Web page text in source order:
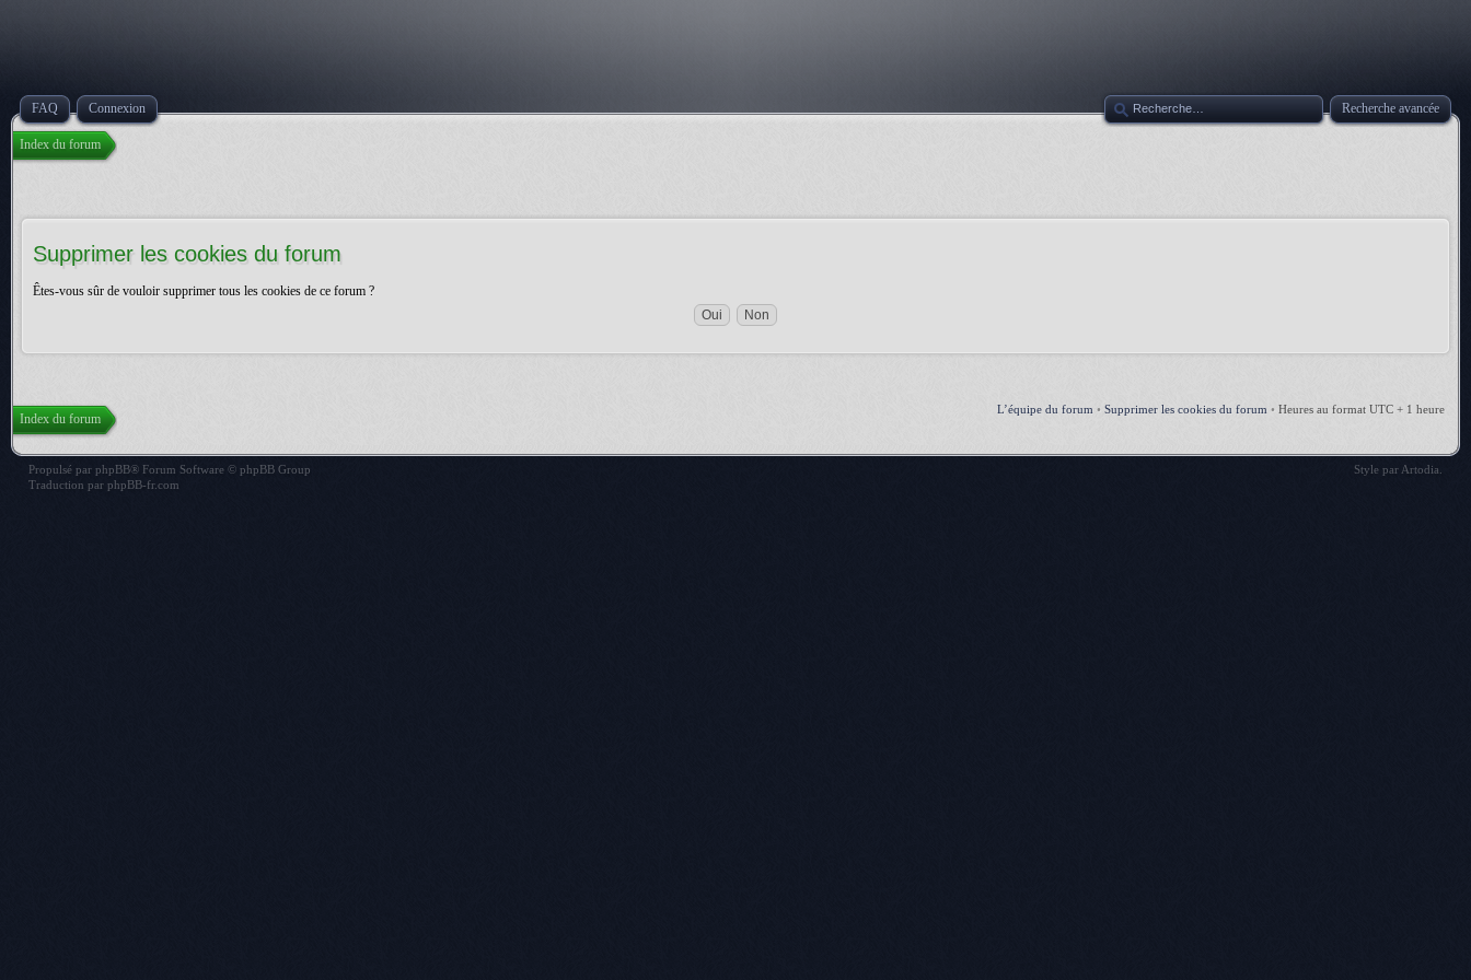
FAQ Connexion Recherche avancée
Index du forum
Supprimer les cookies du forum
Êtes-vous sûr de vouloir supprimer tous les cookies de ce forum ?
L’équipe du forum • Supprimer les cookies du forum • Heures au format UTC + 1 heure
Index du forum
Propulsé par phpBB® Forum Software © phpBB Group
Traduction par phpBB-fr.com
Style par Artodia